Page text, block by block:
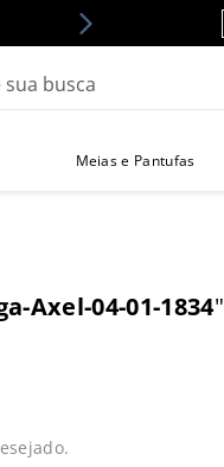
Meias e Pantufas
Axel-04-01-1834"